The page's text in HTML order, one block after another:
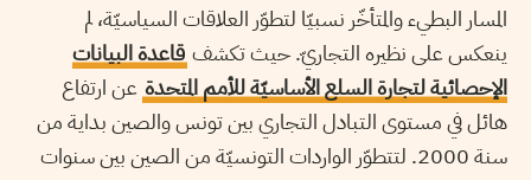
المسار البطيء والمتأخّر نسبيّا لتطوّر العلاقات السياسيّة، لم
ينعكس على نظيره التجاريّ. حيث تكشف قاعدة البيانات
الإحصائية لتجارة السلع الأساسيّة للأمم المتحدة عن ارتفاع
هائل في مستوى التبادل التجاري بين تونس والصين بداية من
سنة 2000. لتتطوّر الواردات التونسيّة من الصين بين سنوات